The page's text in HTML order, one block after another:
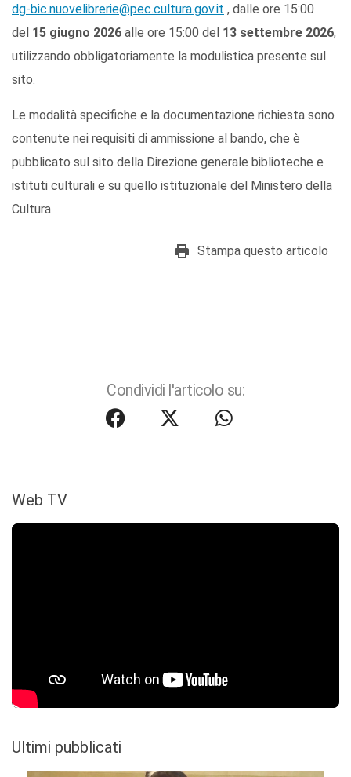
dg-bic.nuovelibrerie@pec.cultura.gov.it , dalle ore 15:00
del 15 giugno 2026 alle ore 15:00 del 13 settembre 2026,
utilizzando obbligatoriamente la modulistica presente sul
sito.
Le modalità specifiche e la documentazione richiesta sono
contenute nei requisiti di ammissione al bando, che è
pubblicato sul sito della Direzione generale biblioteche e
istituti culturali e su quello istituzionale del Ministero della
Cultura
Stampa questo articolo
Condividi l'articolo su:
Web TV
Ultimi pubblicati